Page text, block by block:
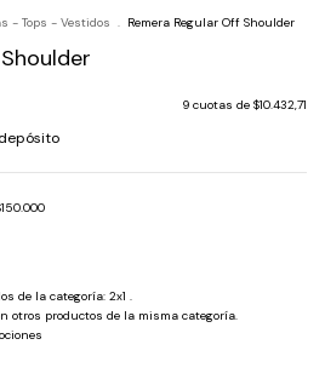
- Tops - Vestidos . Remera Regular Off Shoulder
9 cuotas de $10.432,71
de la categoría: 2x1 .
otros productos de la misma categoría.